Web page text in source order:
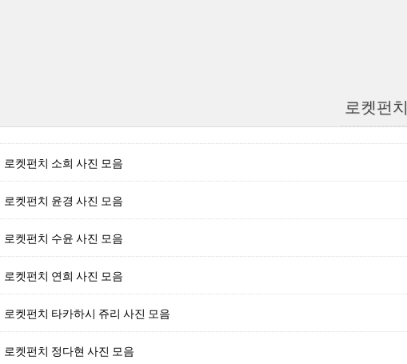
로켓펀치
로켓펀치 소희 사진 모음
로켓펀치 윤경 사진 모음
로켓펀치 수윤 사진 모음
로켓펀치 연희 사진 모음
로켓펀치 타카하시 쥬리 사진 모음
로켓펀치 정다현 사진 모음